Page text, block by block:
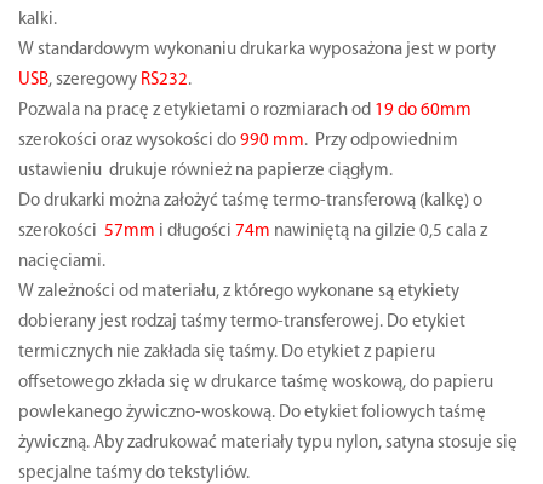
kalki.
W standardowym wykonaniu drukarka wyposażona jest w porty
USB, szeregowy RS232.
Pozwala na pracę z etykietami o rozmiarach od 19 do 60mm
szerokości oraz wysokości do 990 mm. Przy odpowiednim
ustawieniu drukuje również na papierze ciągłym.
Do drukarki można założyć taśmę termo-transferową (kalkę) o
szerokości 57mm i długości 74m nawiniętą na gilzie 0,5 cala z
nacięciami.
W zależności od materiału, z którego wykonane są etykiety
dobierany jest rodzaj taśmy termo-transferowej. Do etykiet
termicznych nie zakłada się taśmy. Do etykiet z papieru
offsetowego zkłada się w drukarce taśmę woskową, do papieru
powlekanego żywiczno-woskową. Do etykiet foliowych taśmę
żywiczną. Aby zadrukować materiały typu nylon, satyna stosuje się
specjalne taśmy do tekstyliów.